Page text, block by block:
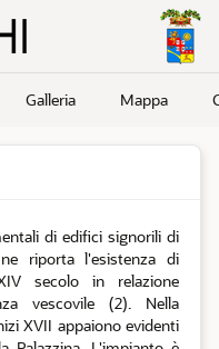
Galleria Mappa
di edifici signorili di
riporta l'esistenza di
secolo in relazione
vescovile (2). Nella
XVII appaiono evidenti